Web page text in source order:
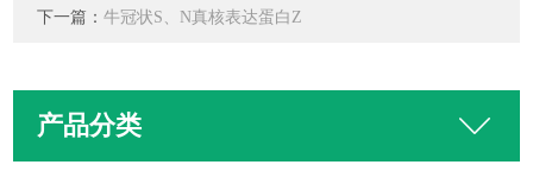
下一篇：牛冠状S、N真核表达蛋白Z
产品分类